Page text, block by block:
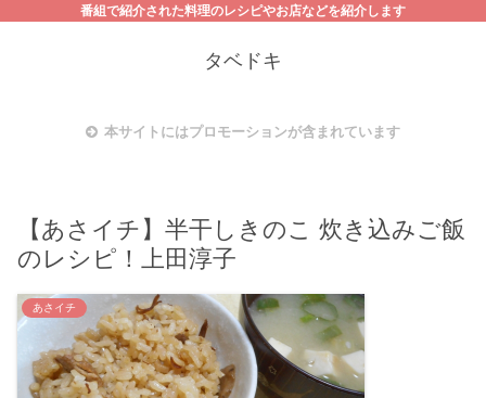
番組で紹介された料理のレシピやお店などを紹介します
タベドキ
本サイトにはプロモーションが含まれています
【あさイチ】半干しきのこ 炊き込みご飯
のレシピ！上田淳子
あさイチ